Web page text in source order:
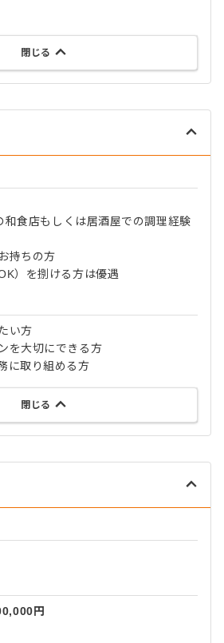
閉じる
食店もしくは居酒屋での調理経験
持ちの方
）を捌ける方は優遇
い方
を大切にできる方
に取り組める方
閉じる
円